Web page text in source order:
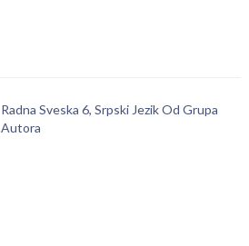
Radna Sveska 6, Srpski Jezik Od Grupa
Autora